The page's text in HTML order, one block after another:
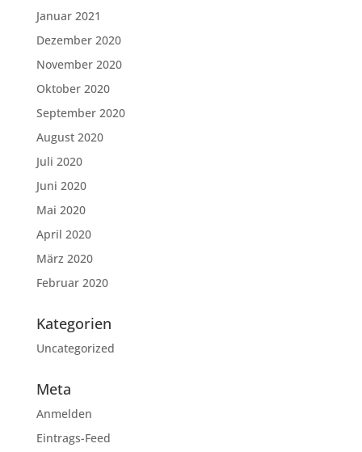
Januar 2021
Dezember 2020
November 2020
Oktober 2020
September 2020
August 2020
Juli 2020
Juni 2020
Mai 2020
April 2020
März 2020
Februar 2020
Kategorien
Uncategorized
Meta
Anmelden
Eintrags-Feed